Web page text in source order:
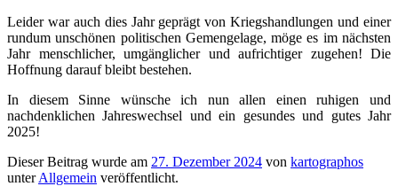
Leider war auch dies Jahr geprägt von Kriegshandlungen und einer
rundum unschönen politischen Gemengelage, möge es im nächsten
Jahr menschlicher, umgänglicher und aufrichtiger zugehen! Die
Hoffnung darauf bleibt bestehen.
In diesem Sinne wünsche ich nun allen einen ruhigen und
nachdenklichen Jahreswechsel und ein gesundes und gutes Jahr
2025!
Dieser Beitrag wurde am 27. Dezember 2024 von kartographos
unterAllgemein veröffentlicht.